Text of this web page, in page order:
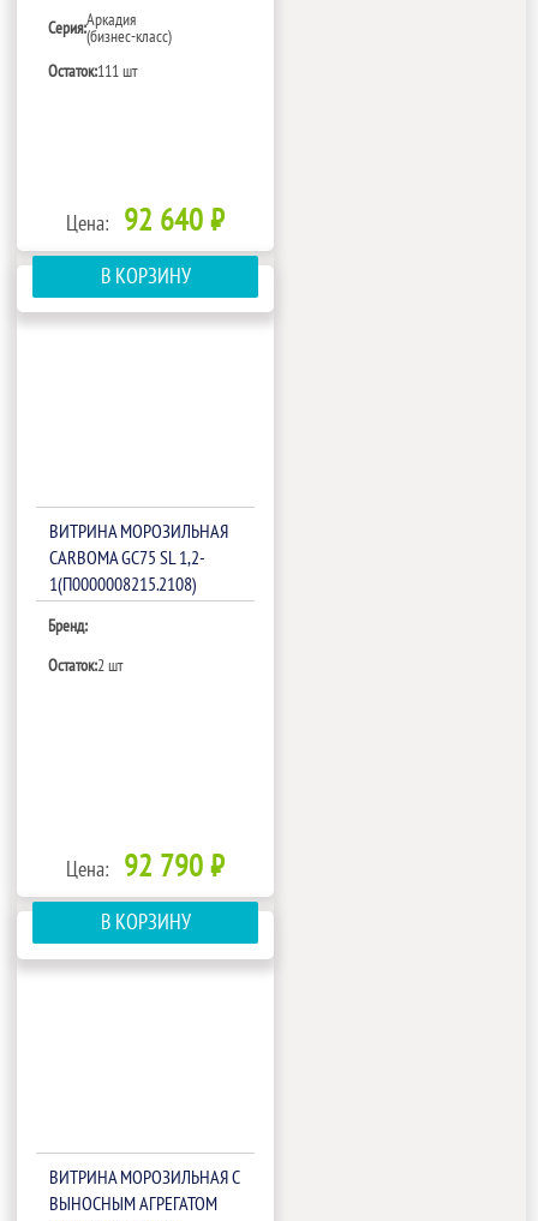
Серия:Аркадия
(бизнес-класс)
Остаток:111 шт
Цена: 92 640 ₽
В КОРЗИНУ
ВИТРИНА МОРОЗИЛЬНАЯ
CARBOMA GC75 SL 1,2-
1(П0000008215.2108)
Бренд:
Остаток:2 шт
Цена: 92 790 ₽
В КОРЗИНУ
ВИТРИНА МОРОЗИЛЬНАЯ С
ВЫНОСНЫМ АГРЕГАТОМ